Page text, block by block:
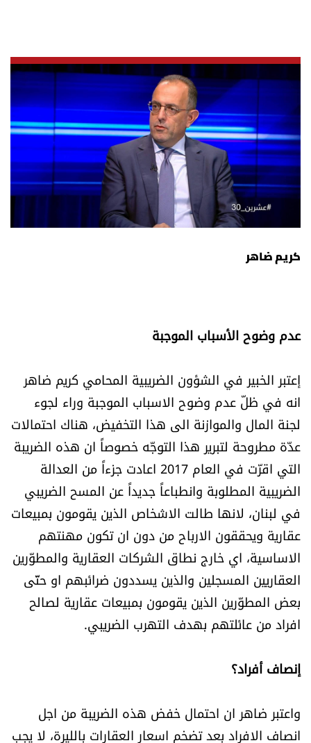
كريم ضاهر
عدم وضوح الأسباب الموجبة
إعتبر الخبير في الشؤون الضريبية المحامي كريم ضاهر
انه في ظلّ عدم وضوح الاسباب الموجبة وراء لجوء
لجنة المال والموازنة الى هذا التخفيض، هناك احتمالات
عدّة مطروحة لتبرير هذا التوجّه خصوصاً ان هذه الضريبة
التي اقرّت في العام 2017 اعادت جزءاً من العدالة
الضريبية المطلوبة وانطباعاً جديداً عن المسح الضريبي
في لبنان، لانها طالت الاشخاص الذين يقومون بمبيعات
عقارية ويحققون الارباح من دون ان تكون مهنتهم
الاساسية، اي خارج نطاق الشركات العقارية والمطوّرين
العقاريين المسجلين والذين يسددون ضرائبهم او حتّى
بعض المطوّرين الذين يقومون بمبيعات عقارية لصالح
افراد من عائلتهم بهدف التهرب الضريبي.
إنصاف أفراد؟
واعتبر ضاهر ان احتمال خفض هذه الضريبة من اجل
انصاف الافراد بعد تضخم اسعار العقارات بالليرة، لا يجب